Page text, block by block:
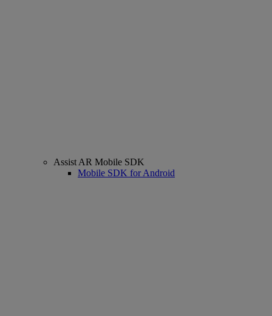
Assist AR Mobile SDK
Mobile SDK for Android